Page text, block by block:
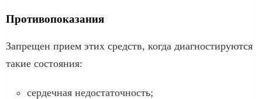
Противопоказания
Запрещен прием этих средств, когда диагностируются
такие состояния:
сердечная недостаточность;